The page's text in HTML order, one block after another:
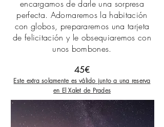
encargamos de darle una sorpresa
perfecta. Adornaremos la habitación
con globos, prepararemos una tarjeta
de felicitación y le obsequiaremos con
unos bombones.
45€
Este extrasolamente es válido junto a una reserva
en El Xalet de Prades